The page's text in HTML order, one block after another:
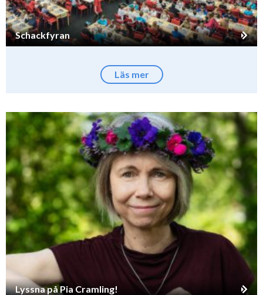
Schackfyran
Läs mer
Lyssna på Pia Cramling!